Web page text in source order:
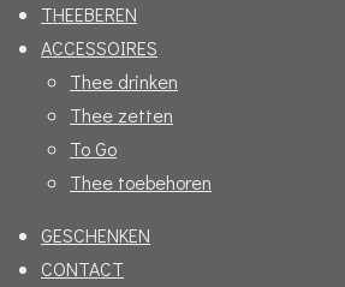
THEEBEREN
ACCESSOIRES
Thee drinken
Thee zetten
To Go
Thee toebehoren
GESCHENKEN
CONTACT